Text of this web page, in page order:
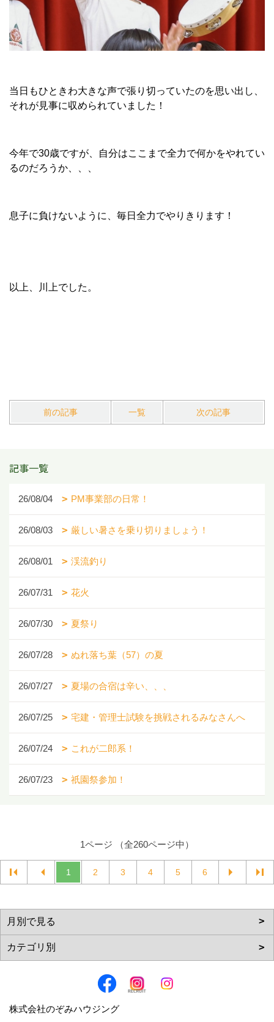
当日もひときわ大きな声で張り切っていたのを思い出し、
それが見事に収められていました！
今年で30歳ですが、自分はここまで全力で何かをやれてい
るのだろうか、、、
息子に負けないように、毎日全力でやりきります！
以上、川上でした。
前の記事 一覧 次の記事
記事一覧
26/08/04 PM事業部の日常！
26/08/03 厳しい暑さを乗り切りましょう！
26/08/01 渓流釣り
26/07/31 花火
26/07/30 夏祭り
26/07/28 ぬれ落ち葉（57）の夏
26/07/27 夏場の合宿は辛い、、、
26/07/25 宅建・管理士試験を挑戦されるみなさんへ
26/07/24 これが二郎系！
26/07/23 祇園祭参加！
1ページ （全260ページ中）
1 2 3 4 5 6
株式会社のぞみハウジング